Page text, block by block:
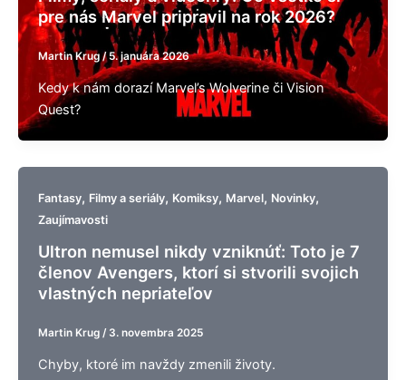
pre nás Marvel pripravil na rok 2026?
Martin Krug/5. januára 2026
Kedy k nám dorazí Marvel’s Wolverine či Vision
Quest?
Fantasy, Filmy a seriály, Komiksy, Marvel, Novinky,
Zaujímavosti
Ultron nemusel nikdy vzniknúť: Toto je 7
členov Avengers, ktorí si stvorili svojich
vlastných nepriateľov
Martin Krug / 3. novembra 2025
Chyby, ktoré im navždy zmenili životy.